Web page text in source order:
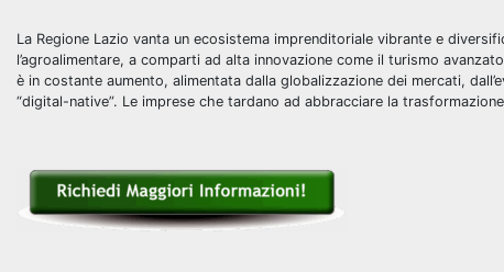
La Regione Lazio vanta un ecosistema imprenditoriale vibrante e
l’agroalimentare, a comparti ad alta innovazione come il turismo
è in costante aumento, alimentata dalla globalizzazione dei mercati,
“digital-native”. Le imprese che tardano ad abbracciare la